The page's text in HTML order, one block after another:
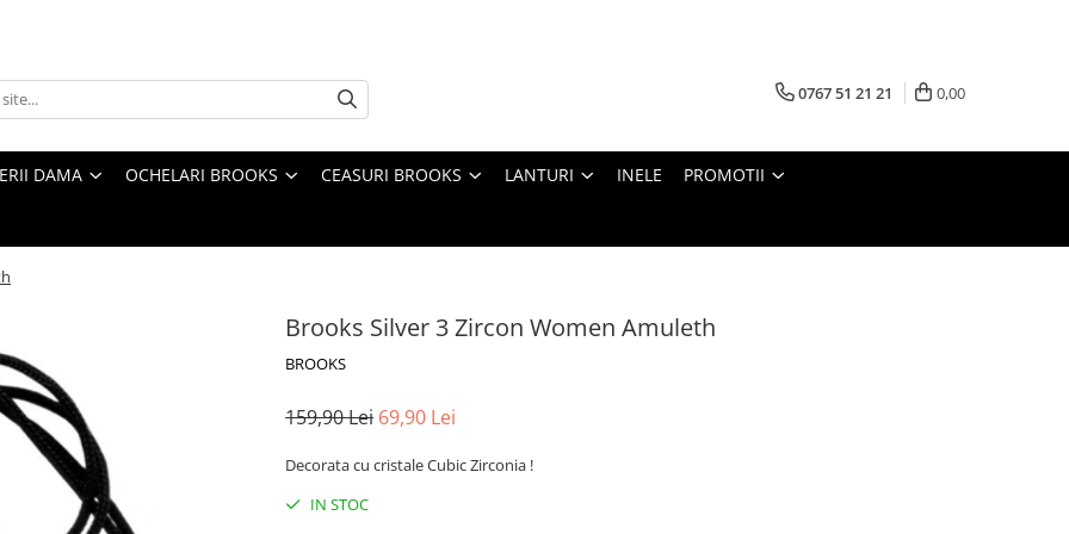
0767 51 21 21 0,00
DAMA OCHELARI BROOKS CEASURI BROOKS LANTURI INELE PROMOTII
Brooks Silver 3 Zircon Women Amuleth
BROOKS
159,90 Lei 69,90 Lei
Decorata cu cristale Cubic Zirconia !
IN STOC